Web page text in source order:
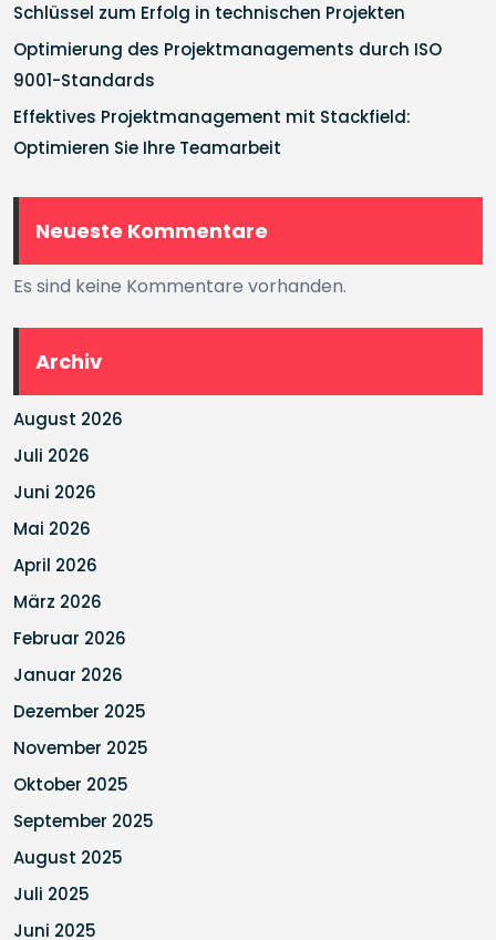
Schlüssel zum Erfolg in technischen Projekten
Optimierung des Projektmanagements durch ISO
9001-Standards
Effektives Projektmanagement mit Stackfield:
Optimieren Sie Ihre Teamarbeit
Neueste Kommentare
Es sind keine Kommentare vorhanden.
Archiv
August 2026
Juli 2026
Juni 2026
Mai 2026
April 2026
März 2026
Februar 2026
Januar 2026
Dezember 2025
November 2025
Oktober 2025
September 2025
August 2025
Juli 2025
Juni 2025